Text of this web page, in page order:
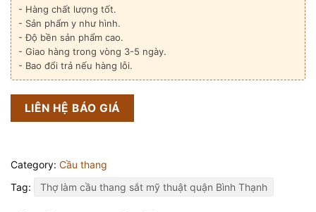
- Hàng chất lượng tốt.
- Sản phẩm y như hình.
- Độ bền sản phẩm cao.
- Giao hàng trong vòng 3-5 ngày.
- Bao đổi trả nếu hàng lỗi.
LIÊN HỆ BÁO GIÁ
Category: Cầu thang
Tag:
Thợ làm cầu thang sắt mỹ thuật quận Bình Thạnh